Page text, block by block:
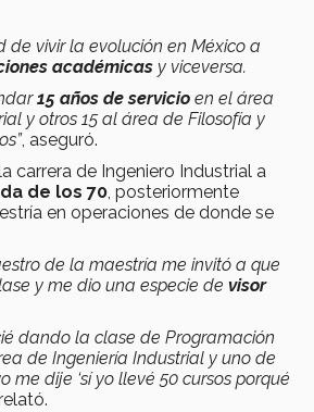
de vivir la evolución en México a
académicas y viceversa.
15 años de servicio en el área
y otros 15 al área de Filosofía y
, aseguró.
carrera de Ingeniero Industrial a
de los 70, posteriormente
en operaciones de donde se
de la maestría me invitó a que
y me dio una especie de visor
dando la clase de Programación
de Ingeniería Industrial y uno de
me dije ‘sí yo llevé 50 cursos porqué